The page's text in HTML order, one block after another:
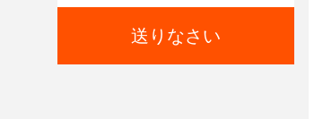
送りなさい